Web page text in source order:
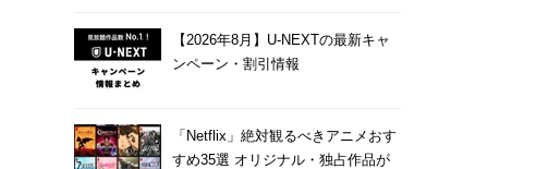
【2026年8月】U-NEXTの最新キャ
ンペーン・割引情報
「Netflix」絶対観るべきアニメおす
すめ35選 オリジナル・独占作品が